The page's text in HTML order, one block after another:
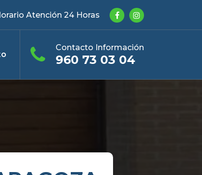
Atención 24 Horas
Contacto Información
960 73 03 04